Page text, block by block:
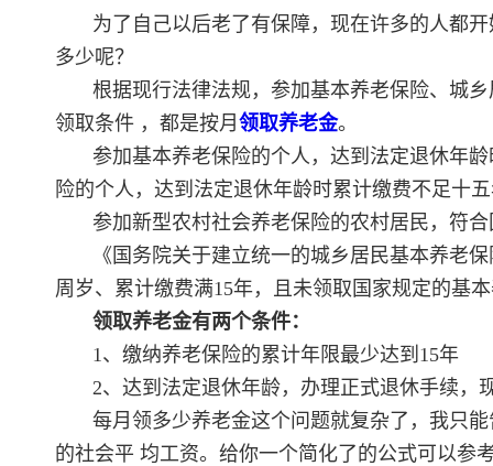
为了自己以后老了有保障，现在许多的人都
多少呢？
根据现行法律法规，参加基本养老保险、城
领取条件 ，都是按月 领取养老金。
参加基本养老保险的个人，达到法定退休年
险的个人，达到法定退休年龄时累计缴费不足十
参加新型农村社会养老保险的农村居民，符
《国务院关于建立统一的城乡居民基本养老
周岁、累计缴费满15年，且未领取国家规定的基
领取养老金有两个条件：
1、缴纳养老保险的累计年限最少达到15年
2、达到法定退休年龄，办理正式退休手续，
每月领多少养老金这个问题就复杂了，我只
的社会平 均工资。给你一个简化了的公式可以参